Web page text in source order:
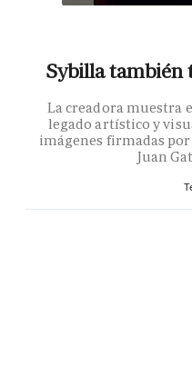
Sybilla también
La creadora muestra
legado artístico y
imágenes firmadas
Juan